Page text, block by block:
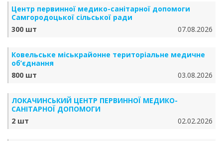
Центр первинної медико-санітарної допомоги
Самгородоцької сільської ради
300 шт
07.08.2026
Ковельське міськрайонне територіальне медичне
об’єднання
800 шт
03.08.2026
ЛОКАЧИНСЬКИЙ ЦЕНТР ПЕРВИННОЇ МЕДИКО-
САНІТАРНОЇ ДОПОМОГИ
2 шт
02.02.2026